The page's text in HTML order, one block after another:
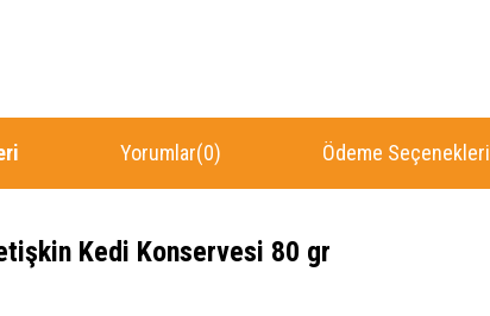
Yorumlar(0) Ödeme Seçenekleri
Kedi Konservesi 80 gr